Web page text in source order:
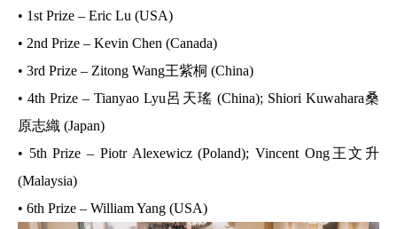
• 1st Prize – Eric Lu (USA)
• 2nd Prize – Kevin Chen (Canada)
• 3rd Prize – Zitong Wang王紫桐 (China)
• 4th Prize – Tianyao Lyu呂天瑤 (China); Shiori Kuwahara桑
原志織 (Japan)
• 5th Prize – Piotr Alexewicz (Poland); Vincent Ong王文升
(Malaysia)
• 6th Prize – William Yang (USA)